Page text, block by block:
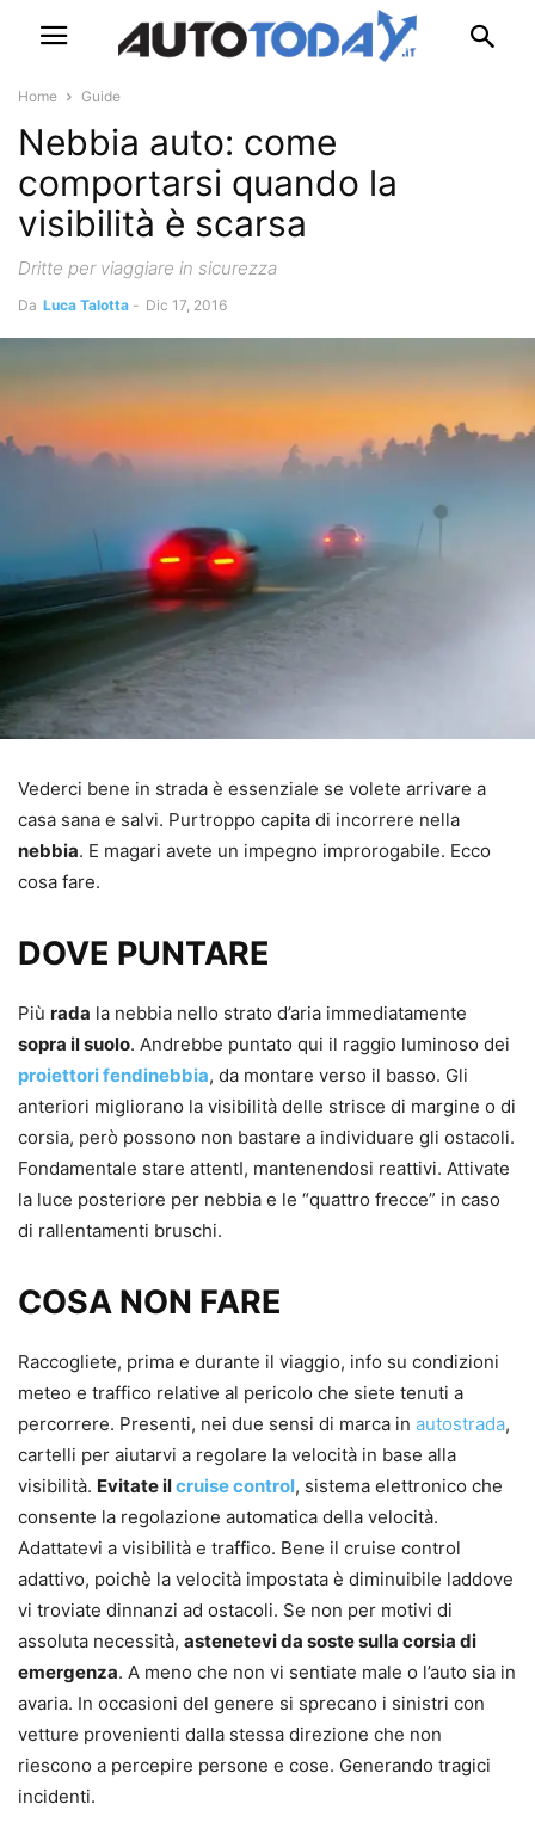
Home Guide
Nebbia auto: come
comportarsi quando la
visibilità è scarsa
Dritte per viaggiare in sicurezza
Da Luca Talotta - Dic 17, 2016
Vederci bene in strada è essenziale se volete arrivare a
casa sana e salvi. Purtroppo capita di incorrere nella
nebbia. E magari avete un impegno improrogabile. Ecco
cosa fare.
DOVE PUNTARE
Più rada la nebbia nello strato d’aria immediatamente
sopra il suolo. Andrebbe puntato qui il raggio luminoso dei
proiettori fendinebbia, da montare verso il basso. Gli
anteriori migliorano la visibilità delle strisce di margine o di
corsia, però possono non bastare a individuare gli ostacoli.
Fondamentale stare attentI, mantenendosi reattivi. Attivate
la luce posteriore per nebbia e le “quattro frecce” in caso
di rallentamenti bruschi.
COSA NON FARE
Raccogliete, prima e durante il viaggio, info su condizioni
meteo e traffico relative al pericolo che siete tenuti a
percorrere. Presenti, nei due sensi di marca in autostrada,
cartelli per aiutarvi a regolare la velocità in base alla
visibilità. Evitate ilcruise control, sistema elettronico che
consente la regolazione automatica della velocità.
Adattatevi a visibilità e traffico. Bene il cruise control
adattivo, poichè la velocità impostata è diminuibile laddove
vi troviate dinnanzi ad ostacoli. Se non per motivi di
assoluta necessità, astenetevi da soste sulla corsia di
emergenza. A meno che non vi sentiate male o l’auto sia in
avaria. In occasioni del genere si sprecano i sinistri con
vetture provenienti dalla stessa direzione che non
riescono a percepire persone e cose. Generando tragici
incidenti.